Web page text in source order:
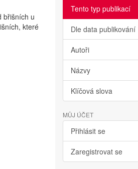
břišních u
které
Tento typ publikací
Dle data publikování
Autoři
Názvy
Klíčová slova
MŮJ ÚČET
Přihlásit se
Zaregistrovat se